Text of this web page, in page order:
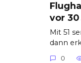
vor
Mit 51
dann
0